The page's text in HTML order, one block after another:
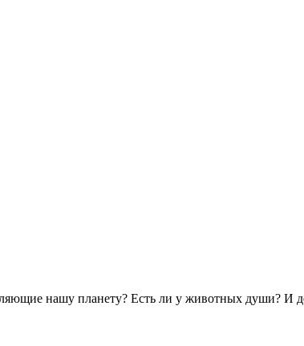
нашу планету? Есть ли у животных души? И